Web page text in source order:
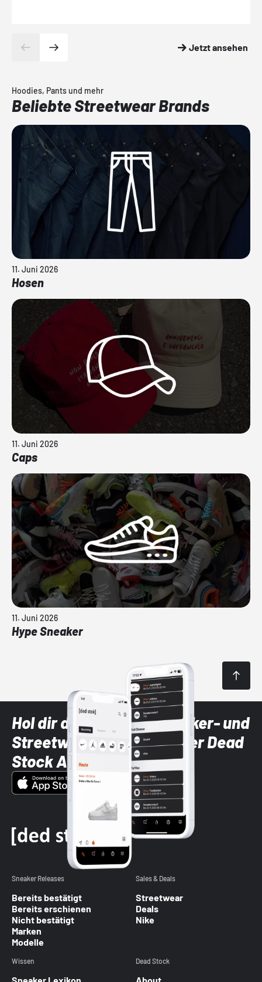
Jetzt ansehen
Hoodies, Pants und mehr
Beliebte Streetwear Brands
11. Juni 2026
Hosen
11. Juni 2026
Caps
11. Juni 2026
Hype Sneaker
Hol dir die neuesten Sneaker- und
Streetwear-Brands mit der Dead
Stock App
Sneaker Releases
Bereits bestätigt
Bereits erschienen
Nicht bestätigt
Marken
Modelle
Sales & Deals
Streetwear
Deals
Nike
Wissen Dead Stock